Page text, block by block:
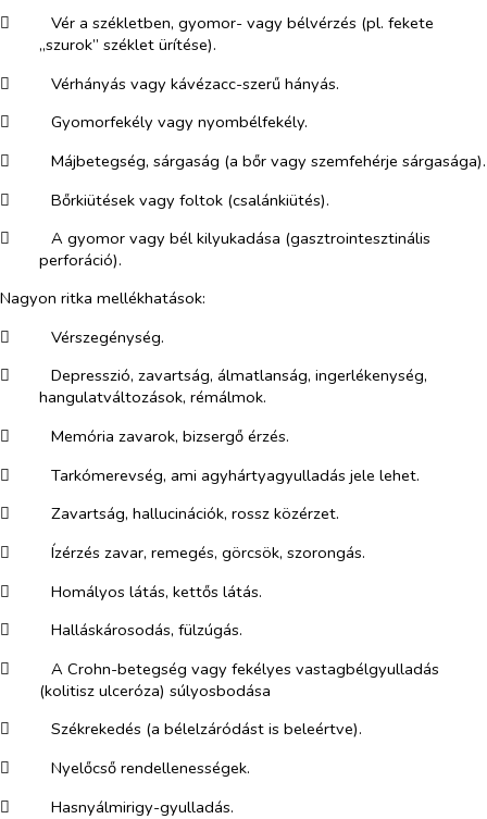
​
Vér a székletben, gyomor- vagy bélvérzés (pl. fekete
„szurok” széklet ürítése).
​
Vérhányás vagy kávézacc-szerű hányás.
​
Gyomorfekély vagy nyombélfekély.
​
Májbetegség, sárgaság (a bőr vagy szemfehérje sárgasága).
​
Bőrkiütések vagy foltok (csalánkiütés).
​
A gyomor vagy bél kilyukadása (gasztrointesztinális
perforáció).
Nagyon ritka mellékhatások:
​
Vérszegénység.
​
Depresszió, zavartság, álmatlanság, ingerlékenység,
hangulatváltozások, rémálmok.
​
Memória zavarok, bizsergő érzés.
​
Tarkómerevség, ami agyhártyagyulladás jele lehet.
​
Zavartság, hallucinációk, rossz közérzet.
​
Ízérzés zavar, remegés, görcsök, szorongás.
​
Homályos látás, kettős látás.
​
Halláskárosodás, fülzúgás.
​
A Crohn-betegség vagy fekélyes vastagbélgyulladás
(kolitisz ulceróza) súlyosbodása
​
Székrekedés (a bélelzáródást is beleértve).
​
Nyelőcső rendellenességek.
​
Hasnyálmirigy-gyulladás.